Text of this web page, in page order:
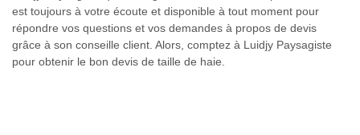
est toujours à votre écoute et disponible à tout moment pour
répondre vos questions et vos demandes à propos de devis
grâce à son conseille client. Alors, comptez à Luidjy Paysagiste
pour obtenir le bon devis de taille de haie.